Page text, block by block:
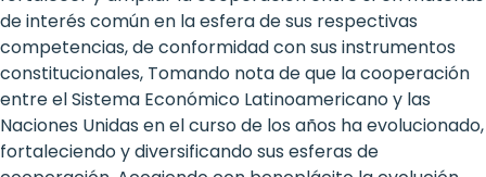
girls
at
the
de interés común en la esfera de sus respectivas
competencias, de conformidad con sus instrumentos
constitucionales, Tomando nota de que la cooperación
entre el Sistema Económico Latinoamericano y las
Naciones Unidas en el curso de los años ha evolucionado,
fortaleciendo y diversificando sus esferas de